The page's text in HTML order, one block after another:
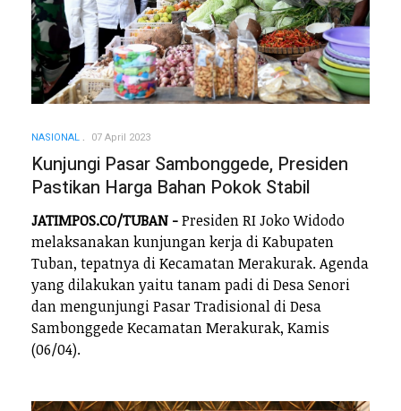
NASIONAL 07 April 2023
Kunjungi Pasar Sambonggede, Presiden
Pastikan Harga Bahan Pokok Stabil
JATIMPOS.CO/TUBAN -Presiden RI Joko Widodo
melaksanakan kunjungan kerja di Kabupaten
Tuban, tepatnya di Kecamatan Merakurak. Agenda
yang dilakukan yaitu tanam padi di Desa Senori
dan mengunjungi Pasar Tradisional di Desa
Sambonggede Kecamatan Merakurak, Kamis
(06/04).